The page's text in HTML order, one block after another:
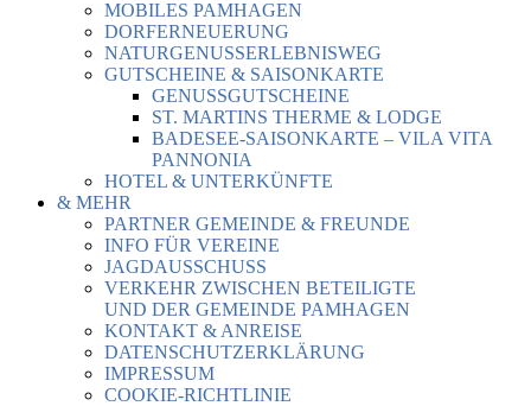
MOBILES PAMHAGEN
DORFERNEUERUNG
NATURGENUSSERLEBNISWEG
GUTSCHEINE & SAISONKARTE
GENUSSGUTSCHEINE
ST. MARTINS THERME & LODGE
BADESEE-SAISONKARTE – VILA VITA
PANNONIA
HOTEL & UNTERKÜNFTE
& MEHR
PARTNER GEMEINDE & FREUNDE
INFO FÜR VEREINE
JAGDAUSSCHUSS
VERKEHR ZWISCHEN BETEILIGTE
UND DER GEMEINDE PAMHAGEN
KONTAKT & ANREISE
DATENSCHUTZERKLÄRUNG
IMPRESSUM
COOKIE-RICHTLINIE